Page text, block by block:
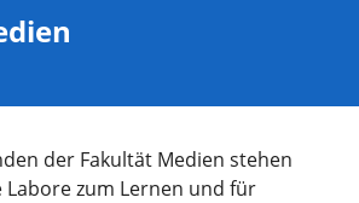
der Fakultät Medien stehen
zum Lernen und für